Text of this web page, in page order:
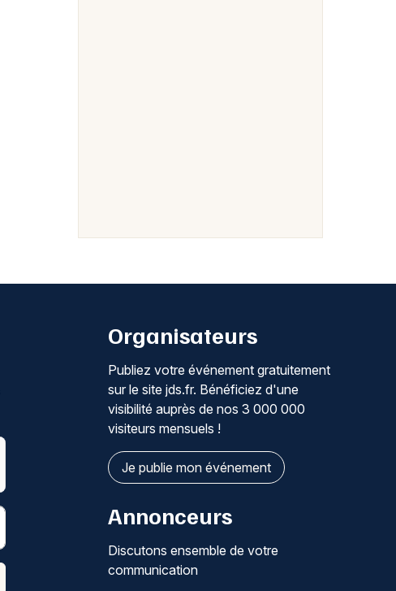
Organisateurs
Publiez votre événement gratuitement
sur le site jds.fr. Bénéficiez d'une
visibilité auprès de nos 3 000 000
visiteurs mensuels !
Je publie mon événement
Annonceurs
Discutons ensemble de votre
communication